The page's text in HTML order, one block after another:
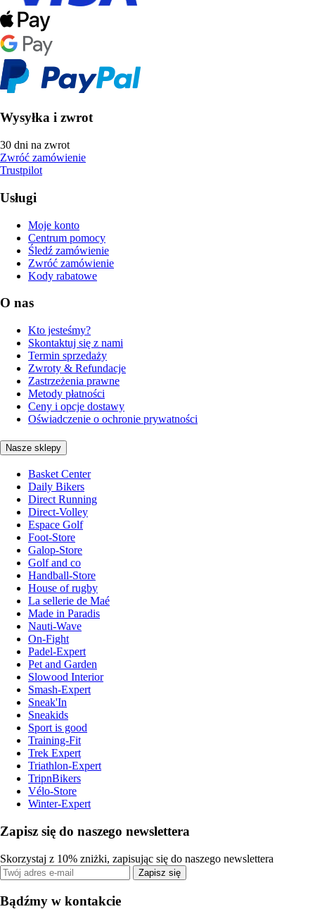
Wysyłka i zwrot
30 dni na zwrot
Zwróć zamówienie
Trustpilot
Usługi
Moje konto
Centrum pomocy
Śledź zamówienie
Zwróć zamówienie
Kody rabatowe
O nas
Kto jesteśmy?
Skontaktuj się z nami
Termin sprzedaży
Zwroty & Refundacje
Zastrzeżenia prawne
Metody płatności
Ceny i opcje dostawy
Oświadczenie o ochronie prywatności
Nasze sklepy
Basket Center
Daily Bikers
Direct Running
Direct-Volley
Espace Golf
Foot-Store
Galop-Store
Golf and co
Handball-Store
House of rugby
La sellerie de Maé
Made in Paradis
Nauti-Wave
On-Fight
Padel-Expert
Pet and Garden
Slowood Interior
Smash-Expert
Sneak'In
Sneakids
Sport is good
Training-Fit
Trek Expert
Triathlon-Expert
TripnBikers
Vélo-Store
Winter-Expert
Zapisz się do naszego newslettera
Skorzystaj z 10% zniżki, zapisując się do naszego newslettera
Zapisz się
Bądźmy w kontakcie